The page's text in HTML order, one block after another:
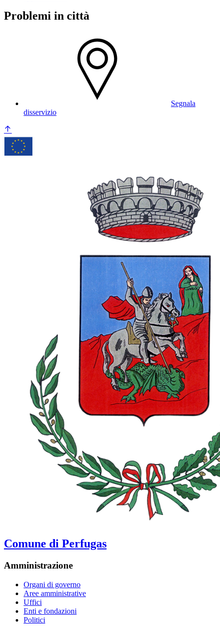
Problemi in città
Segnala
disservizio
Comune di Perfugas
Amministrazione
Organi di governo
Aree amministrative
Uffici
Enti e fondazioni
Politici